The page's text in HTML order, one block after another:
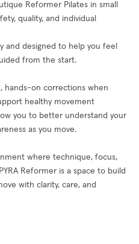
Reformer Pilates in small
quality, and individual
and designed to help you feel
from the start.
hands-on corrections when
healthy movement
you to better understand your
as you move.
where technique, focus,
Reformer is a space to build
with clarity, care, and